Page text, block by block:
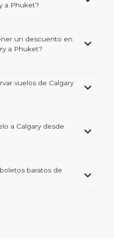
a Phuket?
un descuento en
a Phuket?
vuelos de Calgary
a Calgary desde
baratos de